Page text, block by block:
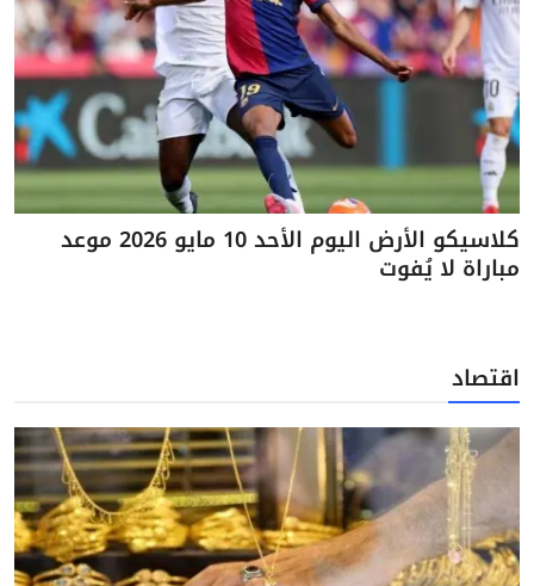
كلاسيكو الأرض اليوم الأحد 10 مايو 2026 موعد
مباراة لا يُفوت
اقتصاد